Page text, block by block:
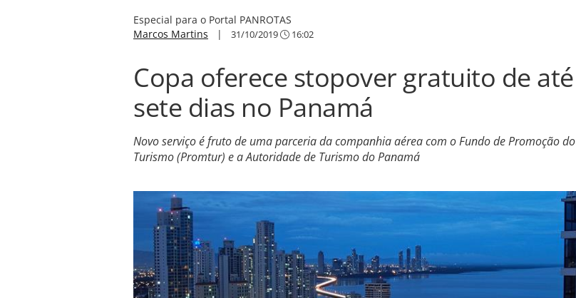
Especial para o Portal PANROTAS
Marcos Martins | 31/10/2019 16:02
Copa oferece stopover gratuito de até
sete dias no Panamá
Novo serviço é fruto de uma parceria da companhia aérea com o Fundo de Promoção do
Turismo (Promtur) e a Autoridade de Turismo do Panamá